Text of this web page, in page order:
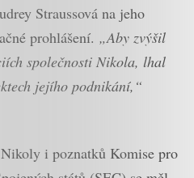
Straussová na jeho
prohlášení. „Aby zvýšil
společnosti Nikola, lhal
jejího podnikání,“
i poznatků Komise pro